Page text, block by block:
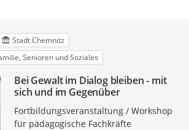
Stadt Chemnitz
Senioren und Soziales
Bei Gewalt im Dialog bleiben - mit
sich und im Gegenüber
Fortbildungsveranstaltung / Workshop
für pädagogische Fachkräfte